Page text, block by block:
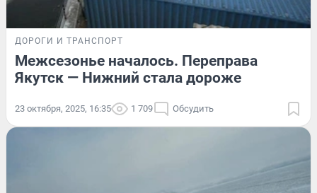
ДОРОГИ И ТРАНСПОРТ
Межсезонье началось. Переправа
Якутск — Нижний стала дороже
23 октября, 2025, 16:35 1 709 Обсудить